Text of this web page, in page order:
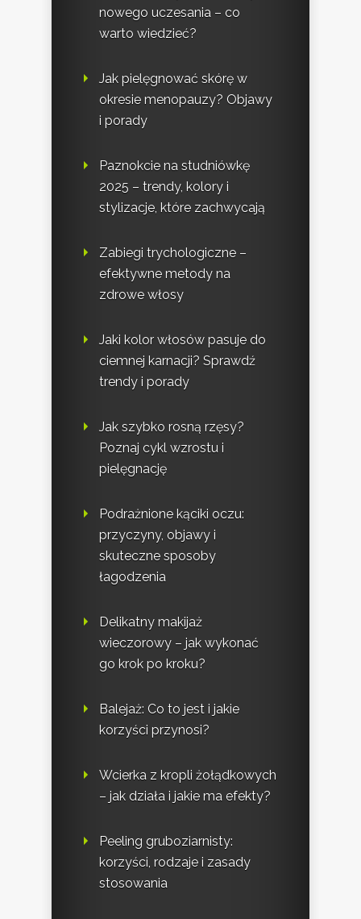
nowego uczesania – co
warto wiedzieć?
Jak pielęgnować skórę w
okresie menopauzy? Objawy
i porady
Paznokcie na studniówkę
2025 – trendy, kolory i
stylizacje, które zachwycają
Zabiegi trychologiczne –
efektywne metody na
zdrowe włosy
Jaki kolor włosów pasuje do
ciemnej karnacji? Sprawdź
trendy i porady
Jak szybko rosną rzęsy?
Poznaj cykl wzrostu i
pielęgnację
Podrażnione kąciki oczu:
przyczyny, objawy i
skuteczne sposoby
łagodzenia
Delikatny makijaż
wieczorowy – jak wykonać
go krok po kroku?
Balejaż: Co to jest i jakie
korzyści przynosi?
Wcierka z kropli żołądkowych
– jak działa i jakie ma efekty?
Peeling gruboziarnisty:
korzyści, rodzaje i zasady
stosowania